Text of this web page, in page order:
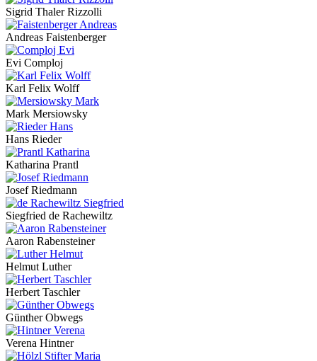
Sigrid Thaler Rizzolli
Andreas Faistenberger
Evi Comploj
Karl Felix Wolff
Mark Mersiowsky
Hans Rieder
Katharina Prantl
Josef Riedmann
Siegfried de Rachewiltz
Aaron Rabensteiner
Helmut Luther
Herbert Taschler
Günther Obwegs
Verena Hintner